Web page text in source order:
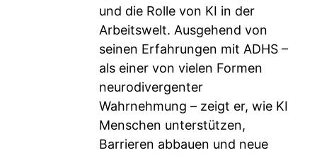
und die Rolle von KI in der
Arbeitswelt. Ausgehend von
seinen Erfahrungen mit ADHS –
als einer von vielen Formen
neurodivergenter
Wahrnehmung – zeigt er, wie KI
Menschen unterstützen,
Barrieren abbauen und neue